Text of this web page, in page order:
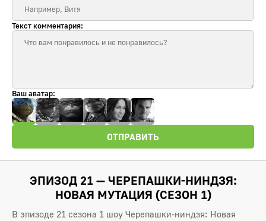
Текст комментария:
Ваш аватар:
ОТПРАВИТЬ
ЭПИЗОД 21 — ЧЕРЕПАШКИ-НИНДЗЯ:
НОВАЯ МУТАЦИЯ (СЕЗОН 1)
В эпизоде 21 сезона 1 шоу Черепашки-ниндзя: Новая